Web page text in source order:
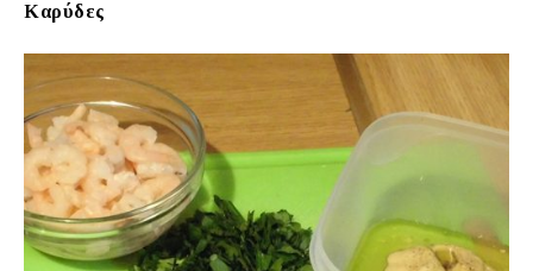
Καρύδες